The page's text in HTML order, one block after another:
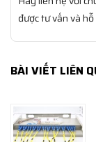
được tư vấn và
BÀI VIẾT LIÊN